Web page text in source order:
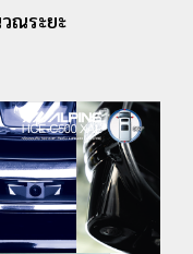
ณระยะ